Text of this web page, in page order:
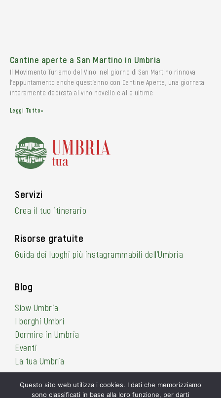
Cantine aperte a San Martino in Umbria
Il Movimento Turismo del Vino nel giorno di San Martino rinnova
l’appuntamento anche quest’anno con Cantine Aperte, una giornata
interamente dedicata al vino novello e alle ultime
Leggi Tutto»
Servizi
Crea il tuo itinerario
Risorse gratuite
Guida dei luoghi più instagrammabili dell’Umbria
Blog
Slow Umbria
I borghi Umbri
Dormire in Umbria
Eventi
La tua Umbria
Questo sito web utilizza i cookies. I dati che memorizziamo
sono classificati in base alla loro funzione, per darti